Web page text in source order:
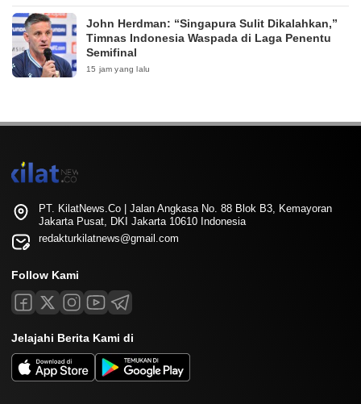
John Herdman: “Singapura Sulit Dikalahkan,”
Timnas Indonesia Waspada di Laga Penentu
Semifinal
15 jam yang lalu
PT. KilatNews.Co | Jalan Angkasa No. 88 Blok B3, Kemayoran
Jakarta Pusat, DKI Jakarta 10610 Indonesia
redakturkilatnews@gmail.com
Follow Kami
Jelajahi Berita Kami di